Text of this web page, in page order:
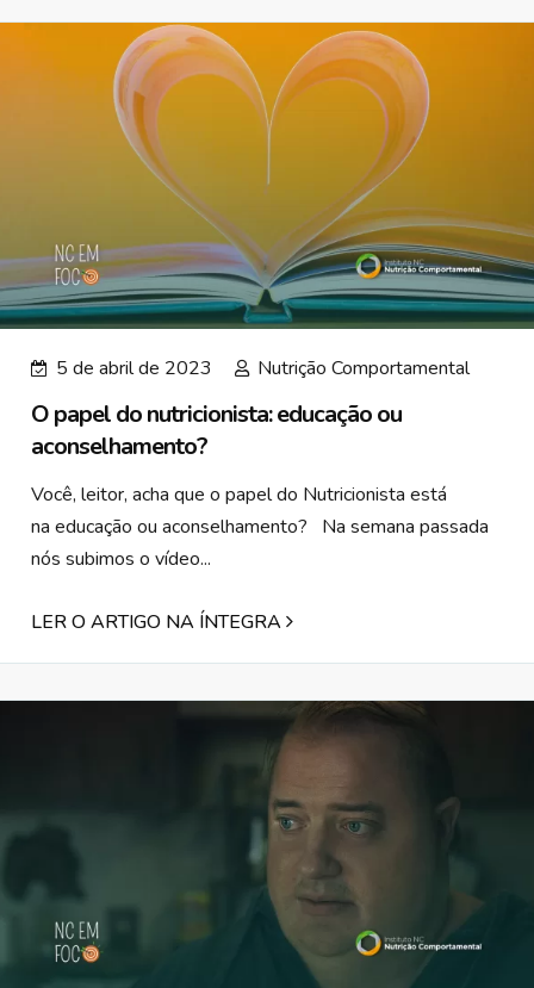
5 de abril de 2023 Nutrição Comportamental
O papel do nutricionista: educação ou
aconselhamento?
Você, leitor, acha que o papel do Nutricionista está
na educação ou aconselhamento? Na semana passada
nós subimos o vídeo...
LER O ARTIGO NA ÍNTEGRA